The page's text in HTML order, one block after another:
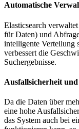
Automatische
Elasticsearch
für Daten) und
intelligente Verteilung
verbessert die
Suchergebnisse.
Ausfallsicherheit
Da die Daten über
eine hohe
das System auch bei